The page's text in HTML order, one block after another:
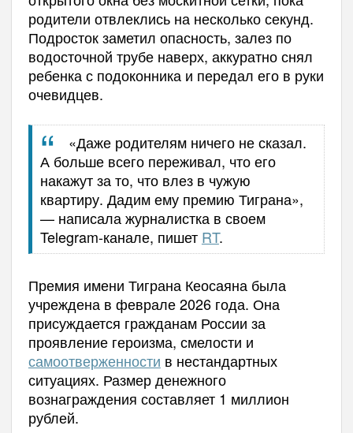
родители отвлеклись на несколько секунд.
Подросток заметил опасность, залез по
водосточной трубе наверх, аккуратно снял
ребенка с подоконника и передал его в руки
очевидцев.
«Даже родителям ничего не сказал.
А больше всего переживал, что его
накажут за то, что влез в чужую
квартиру. Дадим ему премию Тиграна»,
— написала журналистка в своем
Telegram-канале, пишет RT.
Премия имени Тиграна Кеосаяна была
учреждена в феврале 2026 года. Она
присуждается гражданам России за
проявление героизма, смелости и
самоотверженности в нестандартных
ситуациях. Размер денежного
вознаграждения составляет 1 миллион
рублей.